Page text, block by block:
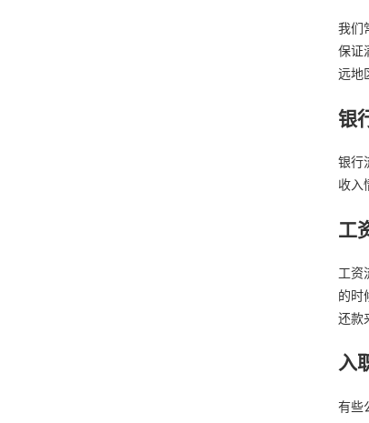
我们
保证
远地
银
银行
收入
工
工资
的时
还款
入
有些